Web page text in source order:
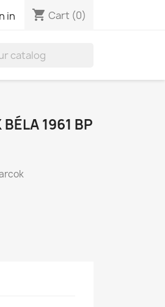
in shopping_cart Cart (0)
1961 BP